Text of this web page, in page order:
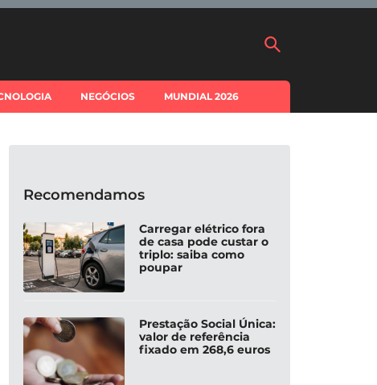
NEGÓCIOS MUNDIAL 2026
Recomendamos
Carregar elétrico fora
de casa pode custar o
triplo: saiba como
poupar
Prestação Social Única:
valor de referência
fixado em 268,6 euros